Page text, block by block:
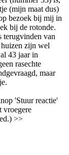
(mijn maat dus)
bezoek bij mij in
bij de rotonde.
terugvinden van
zijn wel
43 jaar in
rasechte
maar
'Stuur reactie'
vroegere
>>